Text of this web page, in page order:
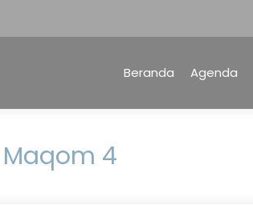
Beranda Agenda
Maqom 4